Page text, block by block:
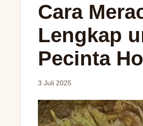
Cara
Lengkap
Pecinta
3 Juli 2025